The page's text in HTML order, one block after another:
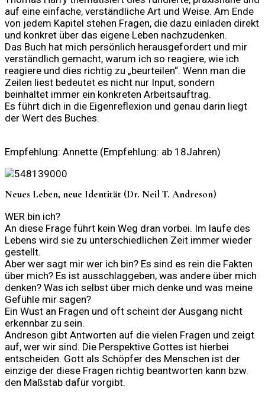
auf eine einfache, verständliche Art und Weise. Am Ende
von jedem Kapitel stehen Fragen, die dazu einladen direkt
und konkret über das eigene Leben nachzudenken.
Das Buch hat mich persönlich herausgefordert und mir
verständlich gemacht, warum ich so reagiere, wie ich
reagiere und dies richtig zu „beurteilen“. Wenn man die
Zeilen liest bedeutet es nicht nur Input, sondern
beinhaltet immer ein konkreten Arbeitsauftrag.
Es führt dich in die Eigenreflexion und genau darin liegt
der Wert des Buches.
Empfehlung: Annette (Empfehlung: ab 18Jahren)
Neues Leben, neue Identität (Dr. Neil T. Andreson)
WER bin ich?
An diese Frage führt kein Weg dran vorbei. Im laufe des
Lebens wird sie zu unterschiedlichen Zeit immer wieder
gestellt.
Aber wer sagt mir wer ich bin? Es sind es rein die Fakten
über mich? Es ist ausschlaggeben, was andere über mich
denken? Was ich selbst über mich denke und was meine
Gefühle mir sagen?
Ein Wust an Fragen und oft scheint der Ausgang nicht
erkennbar zu sein.
Andreson gibt Antworten auf die vielen Fragen und zeigt
auf, wer wir sind. Die Perspektive Gottes ist hierbei
entscheiden. Gott als Schöpfer des Menschen ist der
einzige der diese Fragen richtig beantworten kann bzw.
den Maßstab dafür vorgibt.